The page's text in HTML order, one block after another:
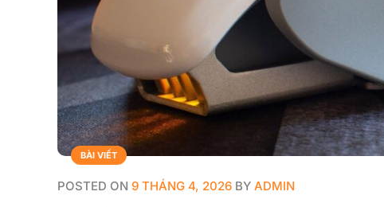
BÀI VIẾT
POSTED ON 9 THÁNG 4, 2026 BY ADMIN